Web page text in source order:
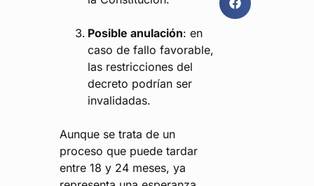
Posible anulación: en
caso de fallo favorable,
las restricciones del
decreto podrían ser
invalidadas.
Aunque se trata de un
proceso que puede tardar
entre 18 y 24 meses, ya